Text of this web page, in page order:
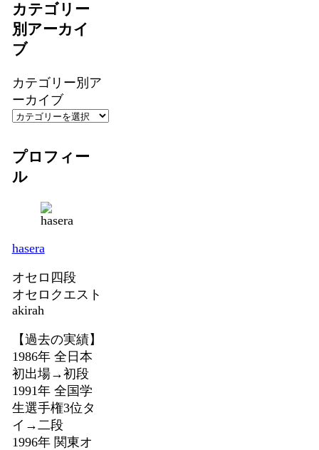
カテゴリー
別アーカイ
ブ
カテゴリー別ア
ーカイブ
プロフィー
ル
hasera
オセロ四段
オセロクエスト
akirah
【過去の実績】
1986年 全日本
初出場→初段
1991年 全国学
生選手権3位タ
イ→二段
1996年 関東オ